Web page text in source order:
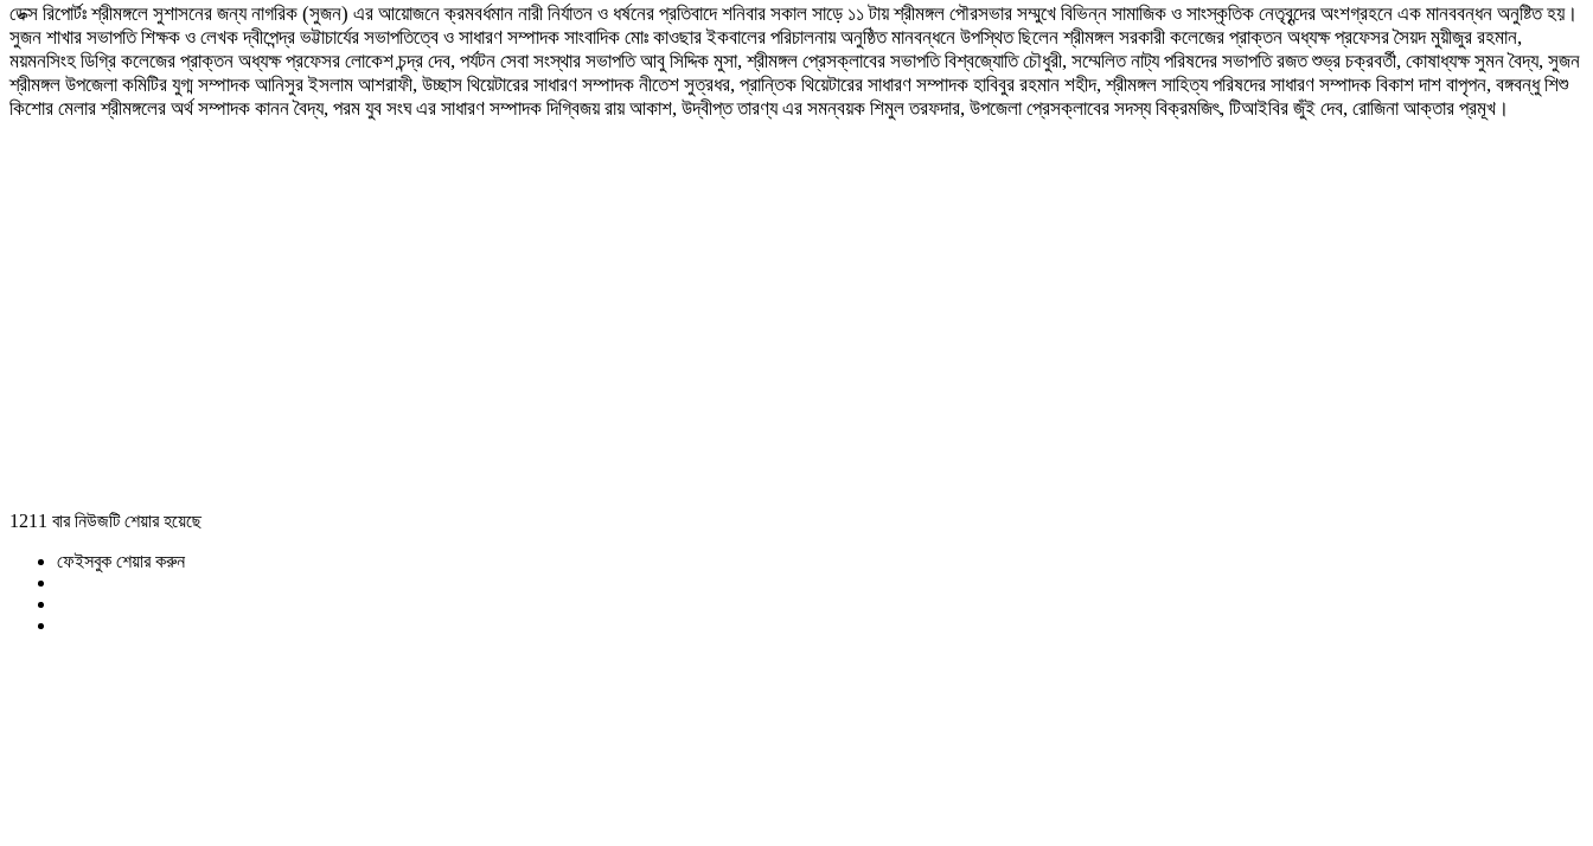
ডেক্স রিপোর্টঃ শ্রীমঙ্গলে সুশাসনের জন্য নাগরিক (সুজন) এর আয়োজনে ক্রমবর্ধমান নারী নির্যাতন ও ধর্ষনের প্রতিবাদে শনিবার সকাল সাড়ে ১১ টায় শ্রীমঙ্গল পৌরসভার সম্মুখে বিভিন্ন সামাজিক ও সাংস্কৃতিক নেতৃবৃন্দের অংশগ্রহনে এক মানববন্ধন অনুষ্টিত হয়।
সুজন শাখার সভাপতি শিক্ষক ও লেখক দ্বীপেন্দ্র ভট্টাচার্যের সভাপতিত্বে ও সাধারণ সম্পাদক সাংবাদিক মোঃ কাওছার ইকবালের পরিচালনায় অনুষ্ঠিত মানবন্ধনে উপস্থিত ছিলেন শ্রীমঙ্গল সরকারী কলেজের প্রাক্তন অধ্যক্ষ প্রফেসর সৈয়দ মুয়ীজুর রহমান,
ময়মনসিংহ ডিগ্রি কলেজের প্রাক্তন অধ্যক্ষ প্রফেসর লোকেশ চন্দ্র দেব, পর্যটন সেবা সংস্থার সভাপতি আবু সিদ্দিক মুসা, শ্রীমঙ্গল প্রেসক্লাবের সভাপতি বিশ্বজ্যোতি চৌধুরী, সম্মেলিত নাট্য পরিষদের সভাপতি রজত শুভ্র চক্রবর্তী, কোষাধ্যক্ষ সুমন বৈদ্য, সুজন
শ্রীমঙ্গল উপজেলা কমিটির যুগ্ম সম্পাদক আনিসুর ইসলাম আশরাফী, উচ্ছাস থিয়েটারের সাধারণ সম্পাদক নীতেশ সুত্রধর, প্রান্তিক থিয়েটারের সাধারণ সম্পাদক হাবিবুর রহমান শহীদ, শ্রীমঙ্গল সাহিত্য পরিষদের সাধারণ সম্পাদক বিকাশ দাশ বাপৃপন, বঙ্গবন্ধু শিশু
কিশোর মেলার শ্রীমঙ্গলের অর্থ সম্পাদক কানন বৈদ্য, পরম যুব সংঘ এর সাধারণ সম্পাদক দিগ্বিজয় রায় আকাশ, উদ্বীপ্ত তারণ্য এর সমন্বয়ক শিমুল তরফদার, উপজেলা প্রেসক্লাবের সদস্য বিক্রমজিৎ, টিআইবির জুঁই দেব, রোজিনা আক্তার প্রমূখ।
1211 বার নিউজটি শেয়ার হয়েছে
ফেইসবুক শেয়ার করুন